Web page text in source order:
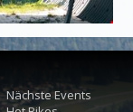
Nächste Events